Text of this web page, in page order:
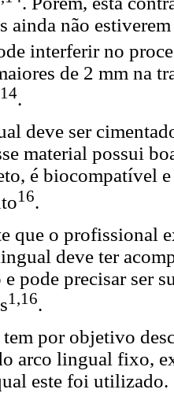
ainda não
interferir no
de 2 mm na
14.
deve ser
material possui
é biocompatível
16.
que o profissional
deve ter
pode precisar ser
1,16.
tem por objetivo
arco lingual fixo,
este foi utilizado.